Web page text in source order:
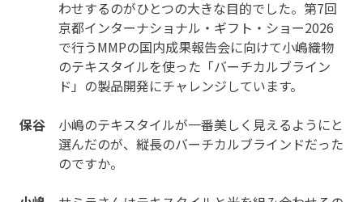
わせするのがひとつの大きな目的でした。第7回
京都インターナショナル・ギフト・ショー2026
で行うMMPの国内成果報告会に向けて小嶋織物
のテキスタイルを使った「バーチカルブライン
ド」の製品開発にチャレンジしています。
保谷 小嶋のテキスタイルが一番美しく見えるようにと
選んだのが、縦長のバーチカルブラインドだった
のですか。